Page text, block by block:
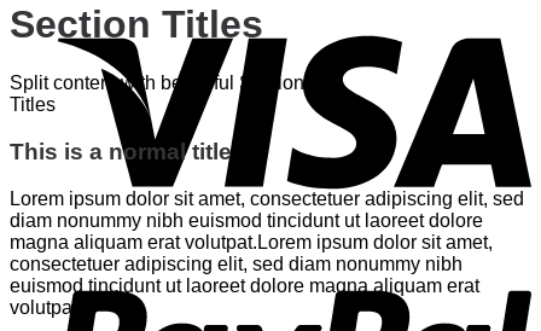
Section Titles
Split content with beautiful Section
Titles
This is a normal title
Lorem ipsum dolor sit amet, consectetuer adipiscing elit, sed
diam nonummy nibh euismod tincidunt ut laoreet dolore
magna aliquam erat volutpat.Lorem ipsum dolor sit amet,
consectetuer adipiscing elit, sed diam nonummy nibh
euismod tincidunt ut laoreet dolore magna aliquam erat
volutpat.